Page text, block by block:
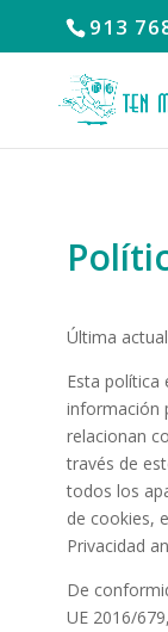
913
Última
Esta política
información
relacionan
través de
todos los
de cookies,
Privacidad
De
UE 2016/